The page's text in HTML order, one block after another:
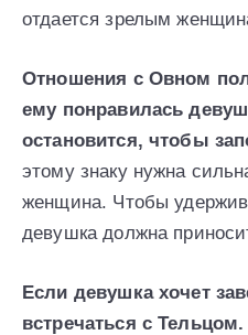
отдается зрелым
Отношения с Овном
ему понравилась
остановится, чтобы
этому знаку нужна
женщина. Чтобы
девушка должна
Если девушка хочет
встречаться с Тельцом.